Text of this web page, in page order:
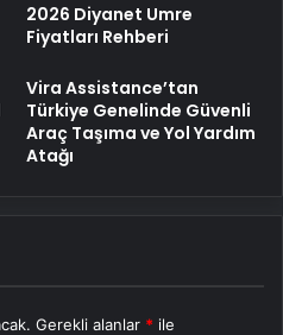
2026 Diyanet Umre
Fiyatları Rehberi
Vira Assistance’tan
Türkiye Genelinde Güvenli
Araç Taşıma ve Yol Yardım
Atağı
Gerekli alanlar * ile